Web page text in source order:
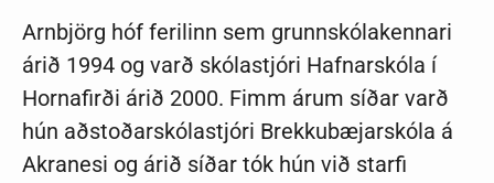
Arnbjörg hóf ferilinn sem grunnskólakennari
árið 1994 og varð skólastjóri Hafnarskóla í
Hornafirði árið 2000. Fimm árum síðar varð
hún aðstoðarskólastjóri Brekkubæjarskóla á
Akranesi og árið síðar tók hún við starfi